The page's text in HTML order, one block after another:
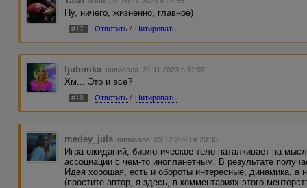
Ну, ничего, жизненно, главное)
#17 Ответить / Цитировать
ljubimka написала 21.11.2023 в 11:07
Хм... Это и все?
#18 Ответить / Цитировать
medey_juls написала 09.12.2023 в 20:30
Игра ожиданий, биологическое тело наталкивает на
ассоциации с чем-то инопланетным. В результате
Идея хорошая, есть и обороты интересные, динамика, а
(простите автор, я здесь, в комментариях этого